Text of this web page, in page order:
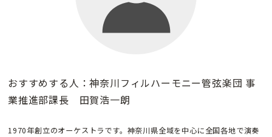
おすすめする人：神奈川フィルハーモニー管弦楽団 事
業推進部課長 田賀浩一朗
1970年創立のオーケストラです。神奈川県全域を中心に全国各地で演奏